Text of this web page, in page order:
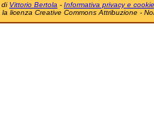
di Vittorio Bertola - Informativa privacy e cookie
licenza Creative Commons Attribuzione -